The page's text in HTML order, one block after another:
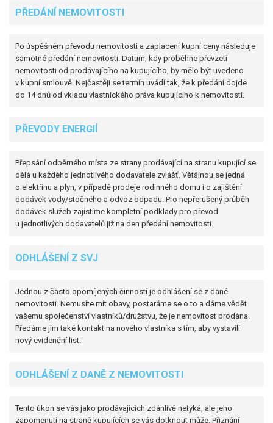
PŘEDÁNÍ NEMOVITOSTI
Po úspěšném převodu nemovitosti a zaplacení kupní ceny následuje
samotné předání nemovitosti. Datum, kdy proběhne převzetí
nemovitosti od prodávajícího na kupujícího, by mělo být uvedeno
v kupní smlouvě. Nejčastěji se termín uvádí tak, že k předání dojde
do 14 dnů od vkladu vlastnického práva kupujícího k nemovitosti.
PŘEVODY ENERGIÍ
Přepsání odběrného místa ze strany prodávající na stranu kupující se
dělá u každého jednotlivého dodavatele zvlášť. Většinou se jedná
o elektřinu a plyn, v případě prodeje rodinného domu i o zajištění
dodávek vody/stočného a odvoz odpadu. Pro nepřerušený průběh
dodávek služeb zajistíme kompletní podklady pro převod
u jednotlivých dodavatelů již na den předání nemovitosti.
ODHLÁŠENÍ Z SVJ
Jednou z často opomíjených činností je odhlášení se z dané
nemovitosti. Nemusíte mít obavy, postaráme se o to a dáme vědět
vašemu společenství vlastníků/družstvu, že je nemovitost prodána.
Předáme jim také kontakt na nového vlastníka s tím, aby vystavili
nový evidenční list.
ODHLÁŠENÍ Z DANĚ Z NEMOVITOSTI
Tento úkon se vás jako prodávajících zdánlivě netýká, ale jeho
zapomenutí na straně kupujících se vás dotknout může. Přiznání